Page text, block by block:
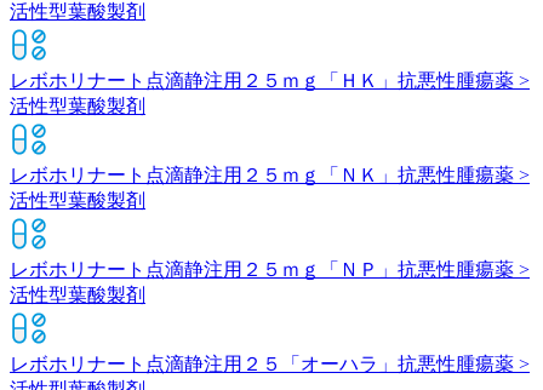
活性型葉酸製剤
レボホリナート点滴静注用２５ｍｇ「ＨＫ」 抗悪性腫瘍薬 >
活性型葉酸製剤
レボホリナート点滴静注用２５ｍｇ「ＮＫ」 抗悪性腫瘍薬 >
活性型葉酸製剤
レボホリナート点滴静注用２５ｍｇ「ＮＰ」 抗悪性腫瘍薬 >
活性型葉酸製剤
レボホリナート点滴静注用２５「オーハラ」 抗悪性腫瘍薬 >